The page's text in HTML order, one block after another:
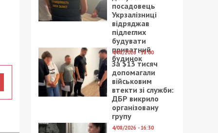
посадовець
Укрзалізниці
відряджав
підлеглих
будувати
приватний
будинок
4/08/2026 - 18:00
За $13 тисяч
допомагали
військовим
втекти зі служби:
ДБР викрило
організовану
групу
4/08/2026 - 16:30